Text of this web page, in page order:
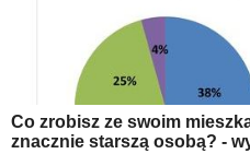
Co zrobisz ze swoim
znacznie starszą osobą? -